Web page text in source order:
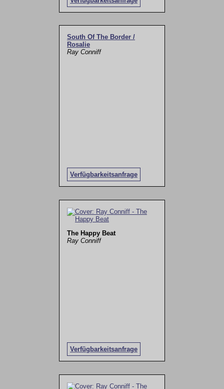
South Of The Border /
Rosalie
Ray Conniff
Verfügbarkeitsanfrage
The Happy Beat
Ray Conniff
Verfügbarkeitsanfrage